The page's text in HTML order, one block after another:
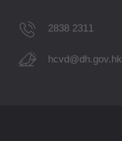
2838 2311
hcvd@dh.gov.hk